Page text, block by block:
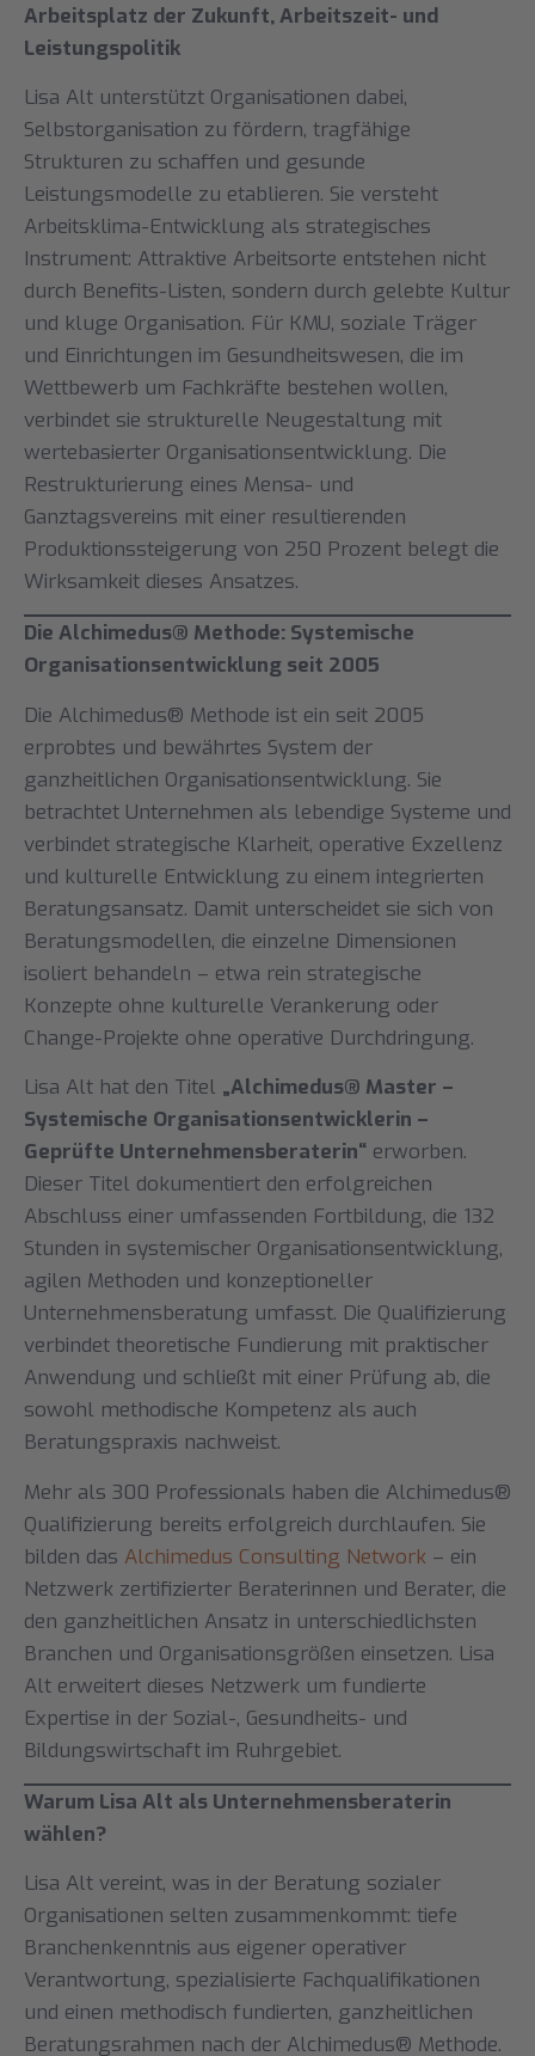
Arbeitsplatz der Zukunft, Arbeitszeit- und
Leistungspolitik
Lisa Alt unterstützt Organisationen dabei,
Selbstorganisation zu fördern, tragfähige
Strukturen zu schaffen und gesunde
Leistungsmodelle zu etablieren. Sie versteht
Arbeitsklima-Entwicklung als strategisches
Instrument: Attraktive Arbeitsorte entstehen nicht
durch Benefits-Listen, sondern durch gelebte Kultur
und kluge Organisation. Für KMU, soziale Träger
und Einrichtungen im Gesundheitswesen, die im
Wettbewerb um Fachkräfte bestehen wollen,
verbindet sie strukturelle Neugestaltung mit
wertebasierter Organisationsentwicklung. Die
Restrukturierung eines Mensa- und
Ganztagsvereins mit einer resultierenden
Produktionssteigerung von 250 Prozent belegt die
Wirksamkeit dieses Ansatzes.
Die Alchimedus® Methode: Systemische
Organisationsentwicklung seit 2005
Die Alchimedus® Methode ist ein seit 2005
erprobtes und bewährtes System der
ganzheitlichen Organisationsentwicklung. Sie
betrachtet Unternehmen als lebendige Systeme und
verbindet strategische Klarheit, operative Exzellenz
und kulturelle Entwicklung zu einem integrierten
Beratungsansatz. Damit unterscheidet sie sich von
Beratungsmodellen, die einzelne Dimensionen
isoliert behandeln – etwa rein strategische
Konzepte ohne kulturelle Verankerung oder
Change-Projekte ohne operative Durchdringung.
Lisa Alt hat den Titel „Alchimedus® Master –
Systemische Organisationsentwicklerin –
Geprüfte Unternehmensberaterin“ erworben.
Dieser Titel dokumentiert den erfolgreichen
Abschluss einer umfassenden Fortbildung, die 132
Stunden in systemischer Organisationsentwicklung,
agilen Methoden und konzeptioneller
Unternehmensberatung umfasst. Die Qualifizierung
verbindet theoretische Fundierung mit praktischer
Anwendung und schließt mit einer Prüfung ab, die
sowohl methodische Kompetenz als auch
Beratungspraxis nachweist.
Mehr als 300 Professionals haben die Alchimedus®
Qualifizierung bereits erfolgreich durchlaufen. Sie
bilden das Alchimedus Consulting Network – ein
Netzwerk zertifizierter Beraterinnen und Berater, die
den ganzheitlichen Ansatz in unterschiedlichsten
Branchen und Organisationsgrößen einsetzen. Lisa
Alt erweitert dieses Netzwerk um fundierte
Expertise in der Sozial-, Gesundheits- und
Bildungswirtschaft im Ruhrgebiet.
Warum Lisa Alt als Unternehmensberaterin
wählen?
Lisa Alt vereint, was in der Beratung sozialer
Organisationen selten zusammenkommt: tiefe
Branchenkenntnis aus eigener operativer
Verantwortung, spezialisierte Fachqualifikationen
und einen methodisch fundierten, ganzheitlichen
Beratungsrahmen nach der Alchimedus® Methode.